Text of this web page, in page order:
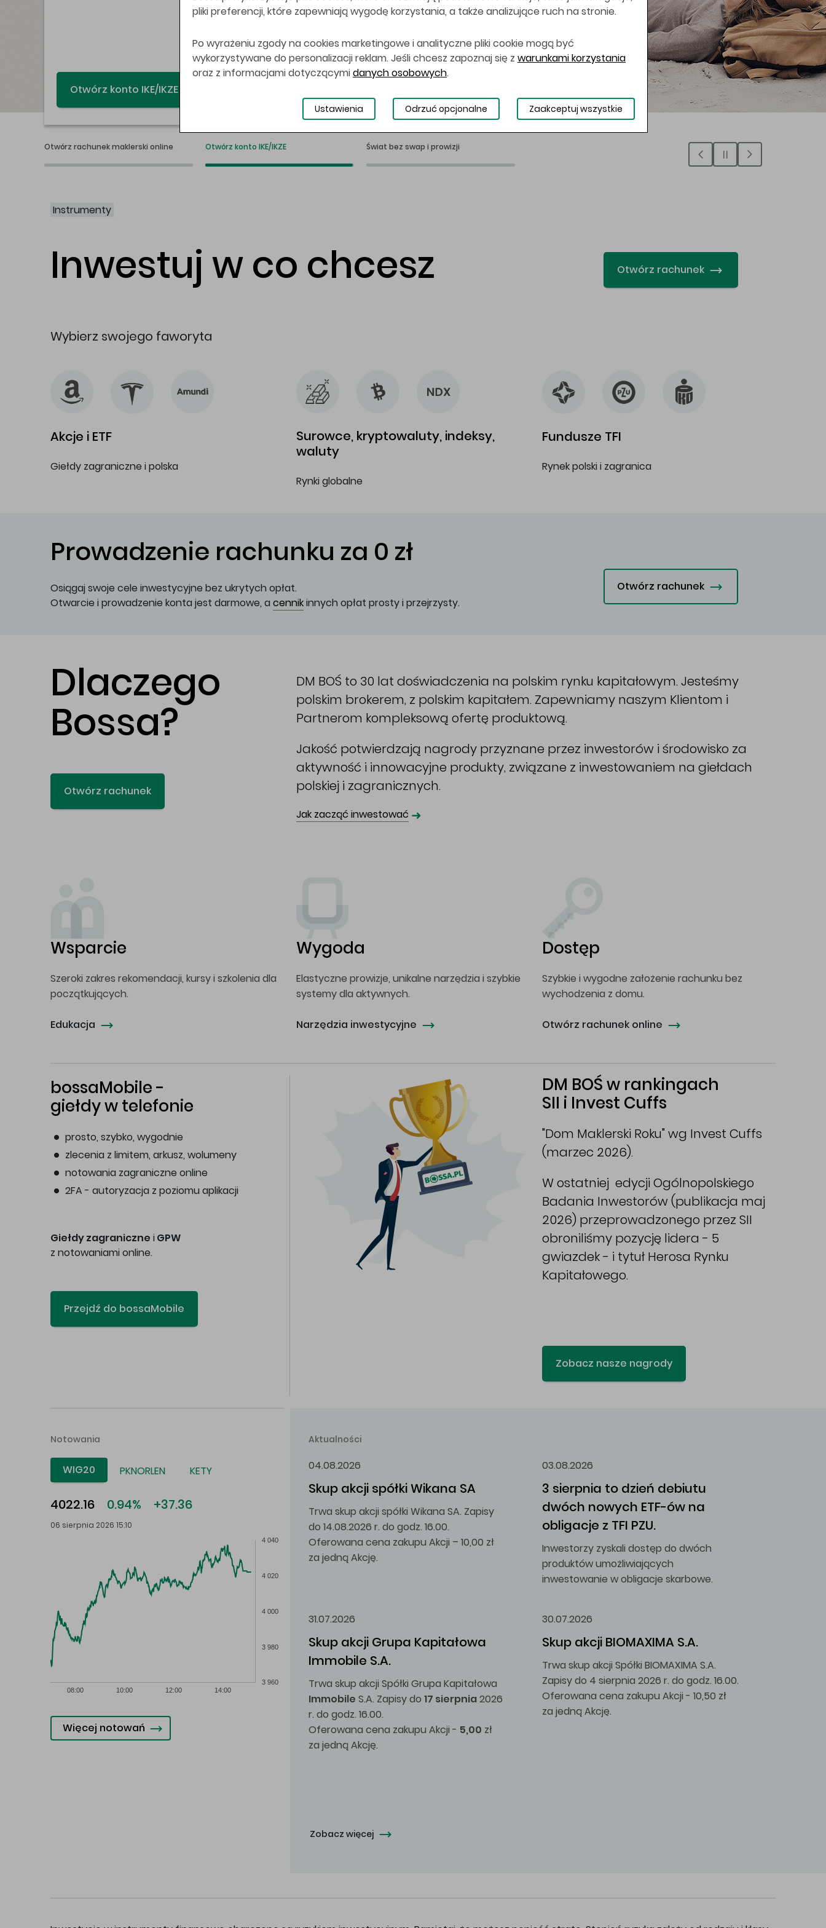
Świat bez swap
Otwórz rachunek maklerski online Otwórz konto IKE/IKZE Świat bez swap i prowizji
Instrumenty
Inwestuj w co chcesz Otwórz rachunek
Wybierz swojego faworyta
Akcje i ETF
Giełdy zagraniczne i polska
Surowce, kryptowaluty, indeksy,
waluty
Rynki globalne
Fundusze TFI
Rynek polski i zagranica
Prowadzenie rachunku za 0 zł
Osiągaj swoje cele inwestycyjne bez ukrytych opłat.
Otwarcie i prowadzenie konta jest darmowe, a cennikinnych opłat prosty i przejrzysty.
Otwórz rachunek
Dlaczego
Bossa?
Otwórz rachunek
DM BOŚ to 30 lat doświadczenia na polskim rynku kapitałowym. Jesteśmy
polskim brokerem, z polskim kapitałem. Zapewniamy naszym Klientom i
Partnerom kompleksową ofertę produktową.
Jakość potwierdzają nagrody przyznane przez inwestorów i środowisko za
aktywność i innowacyjne produkty, związane z inwestowaniem na giełdach
polskiej i zagranicznych.
Jak zacząć inwestować ➜
Wsparcie
Szeroki zakres rekomendacji, kursy i szkolenia dla
początkujących.
Edukacja
Wygoda
Elastyczne prowizje, unikalne narzędzia i szybkie
systemy dla aktywnych.
Narzędzia inwestycyjne
Dostęp
Szybkie i wygodne założenie rachunku bez
wychodzenia z domu.
Otwórz rachunek online
bossaMobile -
giełdy w telefonie
prosto, szybko, wygodnie
zlecenia z limitem, arkusz, wolumeny
notowania zagraniczne online
2FA - autoryzacja z poziomu aplikacji
Giełdy zagraniczne i GPW
z notowaniami online.
Przejdź do bossaMobile
DM BOŚ w rankingach
SII i Invest Cuffs
"Dom Maklerski Roku" wg Invest Cuffs
(marzec 2026).
W ostatniej edycji Ogólnopolskiego
Badania Inwestorów (publikacja maj
2026) przeprowadzonego przez SII
obroniliśmy pozycję lidera - 5
gwiazdek - i tytuł Herosa Rynku
Kapitałowego.
Zobacz nasze nagrody
Notowania
WIG20 PKNORLEN KETY
4022.16 0.94% +37.36
06 sierpnia 2026 15:10
08:00 10:00 12:00 14:00
3 960
3 980
4 000
4 020
4 040
Więcej notowań
Aktualności
04.08.2026
Skup akcji spółki Wikana SA
Trwa skup akcji spółki Wikana SA. Zapisy
do 14.08.2026 r. do godz. 16.00.
Oferowana cena zakupu Akcji – 10,00 zł
za jedną Akcję.
03.08.2026
3 sierpnia to dzień debiutu
dwóch nowych ETF-ów na
obligacje z TFI PZU.
Inwestorzy zyskali dostęp do dwóch
produktów umożliwiających
inwestowanie w obligacje skarbowe.
31.07.2026
Skup akcji Grupa Kapitałowa
Immobile S.A.
Trwa skup akcji Spółki Grupa Kapitałowa
Immobile S.A. Zapisy do 17 sierpnia2026
r. do godz. 16.00.
Oferowana cena zakupu Akcji - 5,00 zł
za jedną Akcję.
30.07.2026
Skup akcji BIOMAXIMA S.A.
Trwa skup akcji Spółki BIOMAXIMA S.A.
Zapisy do 4 sierpnia 2026 r. do godz. 16.00.
Oferowana cena zakupu Akcji - 10,50 zł
za jedną Akcję.
Zobacz więcej
pliki preferencji, które zapewniają wygodę korzystania, a także analizujące ruch na stronie.
Po wyrażeniu zgody na cookies marketingowe i analityczne pliki cookie mogą być
wykorzystywane do personalizacji reklam. Jeśli chcesz zapoznaj się z warunkami korzystania
oraz z informacjami dotyczącymidanych osobowych.
Ustawienia Odrzuć opcjonalne Zaakceptuj wszystkie